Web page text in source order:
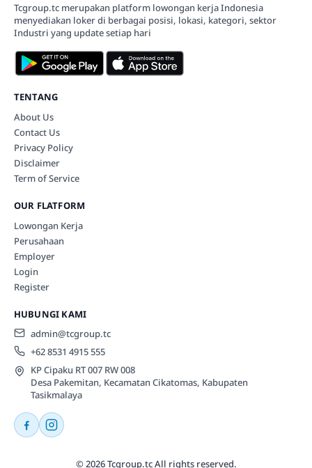
Tcgroup.tc merupakan platform lowongan kerja Indonesia
menyediakan loker di berbagai posisi, lokasi, kategori, sektor
Industri yang update setiap hari
TENTANG
About Us
Contact Us
Privacy Policy
Disclaimer
Term of Service
OUR FLATFORM
Lowongan Kerja
Perusahaan
Employer
Login
Register
HUBUNGI KAMI
admin@tcgroup.tc
+62 8531 4915 555
KP Cipaku RT 007 RW 008
Desa Pakemitan, Kecamatan Cikatomas, Kabupaten
Tasikmalaya
© 2026 Tcgroup.tc All rights reserved.